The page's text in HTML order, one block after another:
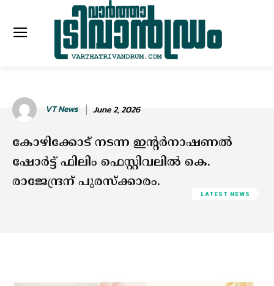
VT News June 2, 2026
കോഴിക്കോട് നടന്ന ഇൻ്റർനാഷണൽ
ഷോർട്ട് ഫിലിം ഫെസ്റ്റിവലിൽ കെ.
രാജേന്ദ്രന് പുരസ്ക്കാരം.
LATEST NEWS